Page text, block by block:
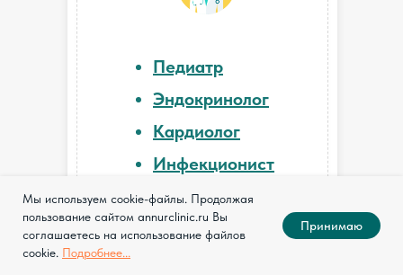
Мы используем cookie-файлы. Продолжая
пользование сайтом annurclinic.ru Вы
соглашаетесь на использование файлов
cookie. Подробнее...
Принимаю
Педиатр
Эндокринолог
Кардиолог
Инфекционист
Гастроэнтеролог
Аллерголог